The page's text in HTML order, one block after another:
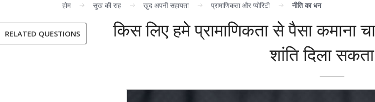
RELATED QUESTIONS
होम सुख की राह खुद अपनी सहायता प्रामाणिकता और प्योरिटी नीति का धन
किस लिए हमे प्रामाणिकता से पैसा कमाना
शांति दिला